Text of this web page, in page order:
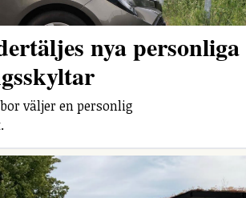
nya personliga
väljer en personlig